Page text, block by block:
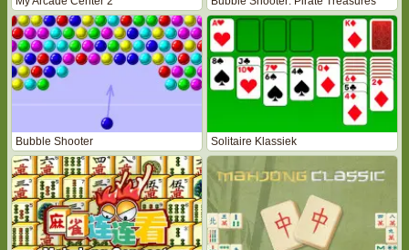
Bubble Shooter Solitaire Klassiek